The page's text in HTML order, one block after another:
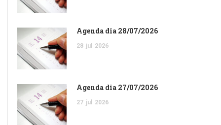
Agenda dia 28/07/2026
28 jul 2026
Agenda dia 27/07/2026
27 jul 2026